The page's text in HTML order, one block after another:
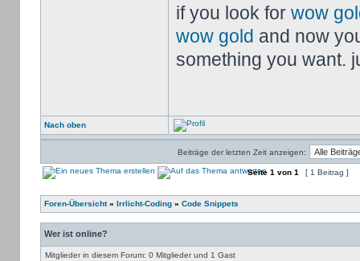
if you look for wow
wow gold and now
something you want.
Nach oben
Beiträge der letzten Zeit anzeigen:
Seite 1 von 1 [ 1 Beitrag ]
Foren-Übersicht» Irrlicht-Coding» Code Snippets
Wer ist online?
Mitglieder in diesem Forum: 0 Mitglieder und 1 Gast